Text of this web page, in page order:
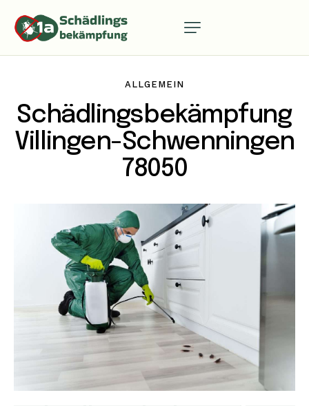
ALLGEMEIN
Schädlingsbekämpfung
Villingen-Schwenningen
78050